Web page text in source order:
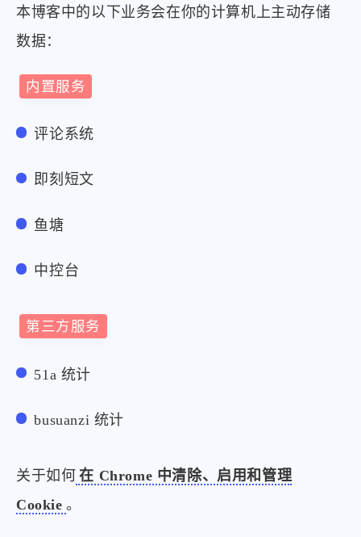
本博客中的以下业务会在你的计算机上主动存储
数据：
内置服务
评论系统
即刻短文
鱼塘
中控台
第三方服务
51a 统计
busuanzi 统计
关于如何 在 Chrome 中清除、启用和管理
Cookie 。